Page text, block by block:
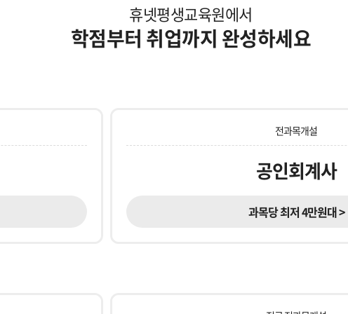
휴넷평생교육원에서
학점부터 취업까지 완성하세요
전과목개설
공인회계사
과목당 최저 4만원대 >